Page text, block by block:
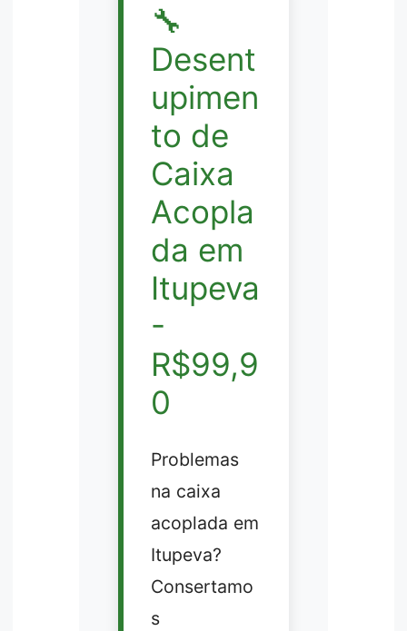
🔧
Desent
upimen
to de
Caixa
Acopla
da em
Itupeva
-
R$99,9
0
Problemas
na caixa
acoplada em
Itupeva?
Consertamo
s